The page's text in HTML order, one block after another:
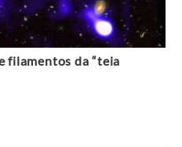
filamentos da “teia